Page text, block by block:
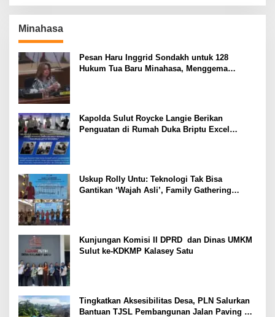
Minahasa
Pesan Haru Inggrid Sondakh untuk 128
Hukum Tua Baru Minahasa, Menggema
Kapolda Sulut Roycke Langie Berikan
Penguatan di Rumah Duka Briptu Excel
Uskup Rolly Untu: Teknologi Tak Bisa
Gantikan ‘Wajah Asli’, Family Gathering
Kunjungan Komisi II DPRD dan Dinas UMKM
Sulut ke-KDKMP Kalasey Satu
Tingkatkan Aksesibilitas Desa, PLN Salurkan
Bantuan TJSL Pembangunan Jalan Paving di